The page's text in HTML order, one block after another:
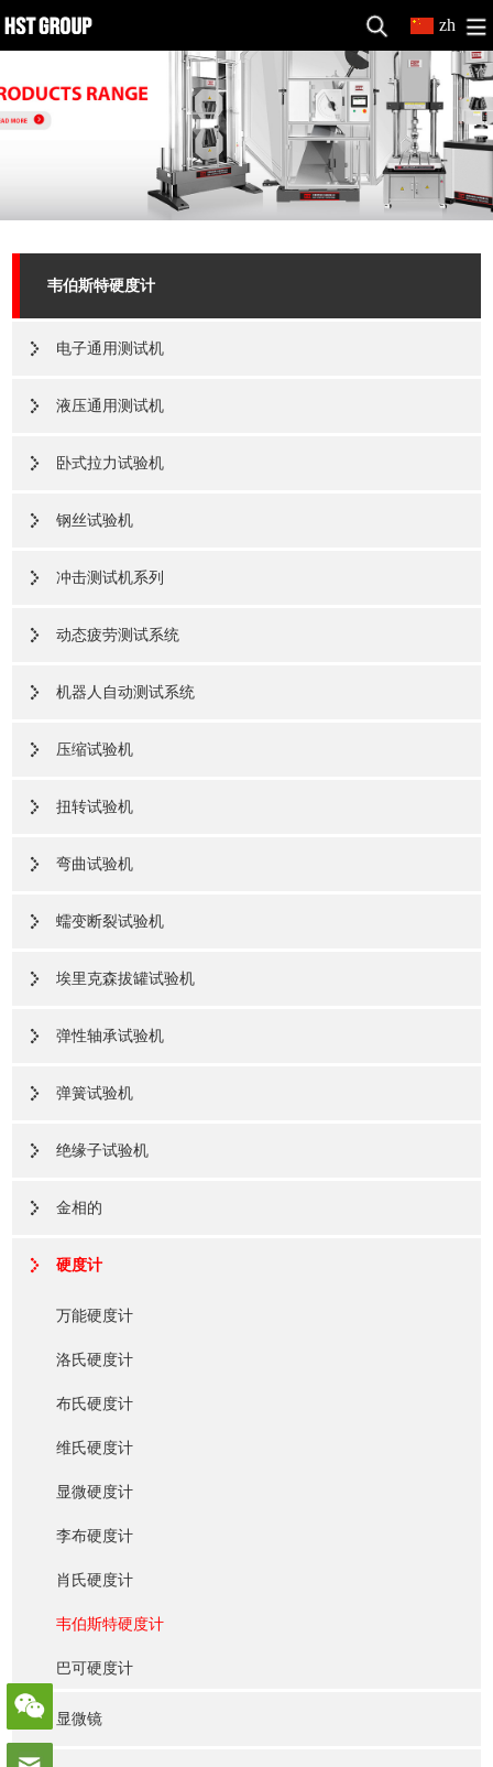
zh
韦伯斯特硬度计
电子通用测试机
液压通用测试机
卧式拉力试验机
钢丝试验机
冲击测试机系列
动态疲劳测试系统
机器人自动测试系统
压缩试验机
扭转试验机
弯曲试验机
蠕变断裂试验机
埃里克森拔罐试验机
弹性轴承试验机
弹簧试验机
绝缘子试验机
金相的
硬度计
万能硬度计
洛氏硬度计
布氏硬度计
维氏硬度计
显微硬度计
李布硬度计
肖氏硬度计
韦伯斯特硬度计
巴可硬度计
显微镜